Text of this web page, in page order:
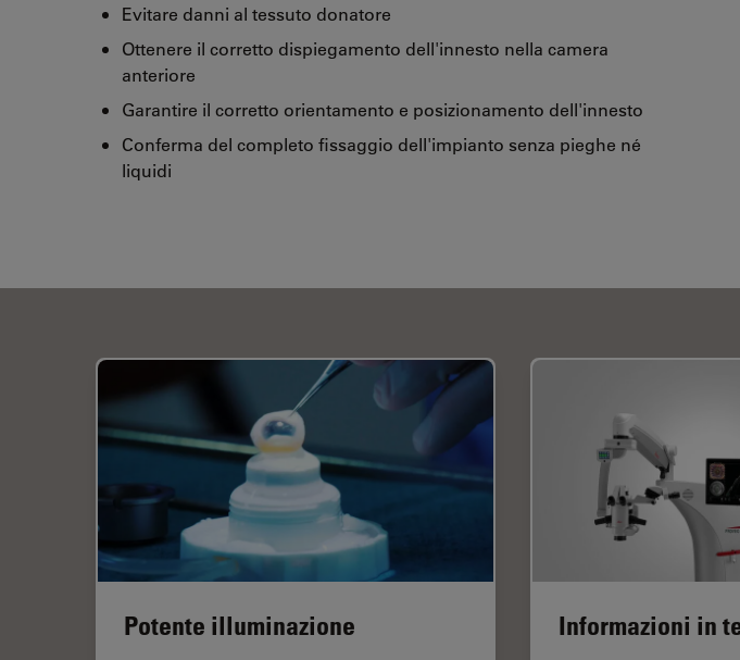
Evitare danni al tessuto donatore
Ottenere il corretto dispiegamento dell'innesto nella camera
anteriore
Garantire il corretto orientamento e posizionamento dell'innesto
Conferma del completo fissaggio dell'impianto senza pieghe né
liquidi
Potente illuminazione Informazioni in